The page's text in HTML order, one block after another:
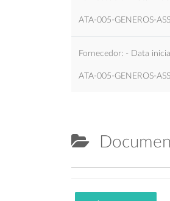
ATA-005-GENEROS-
Fornecedor: - Data
ATA-005-GENEROS-